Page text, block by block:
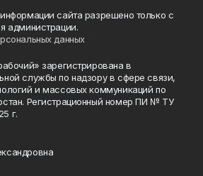
сайта разрешено только с
администрации.
данных
зарегистрирована в
службы по надзору в сфере связи,
и массовых коммуникаций по
Регистрационный номер ПИ № ТУ
г.